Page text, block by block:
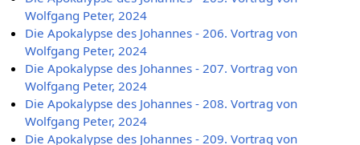
Wolfgang Peter, 2024
Die Apokalypse des Johannes - 206. Vortrag von
Wolfgang Peter, 2024
Die Apokalypse des Johannes - 207. Vortrag von
Wolfgang Peter, 2024
Die Apokalypse des Johannes - 208. Vortrag von
Wolfgang Peter, 2024
Die Apokalypse des Johannes - 209. Vortrag von